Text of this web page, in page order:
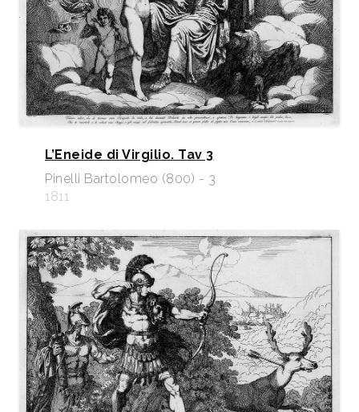
L’Eneide di Virgilio. Tav 3
Pinelli Bartolomeo (800) - 3
1811